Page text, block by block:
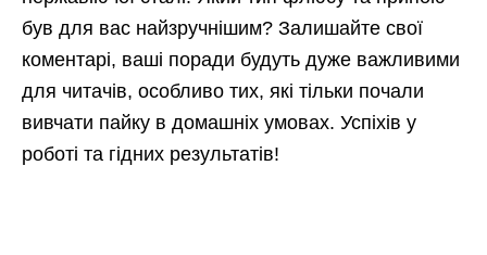
був для вас найзручнішим? Залишайте свої
коментарі, ваші поради будуть дуже важливими
для читачів, особливо тих, які тільки почали
вивчати пайку в домашніх умовах. Успіхів у
роботі та гідних результатів!